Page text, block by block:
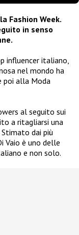
Fashion Week.
in senso
influencer italiano,
nel mondo ha
alla Moda
al seguito sui
a ritagliarsi una
dai più
Vaio è uno delle
e non solo.